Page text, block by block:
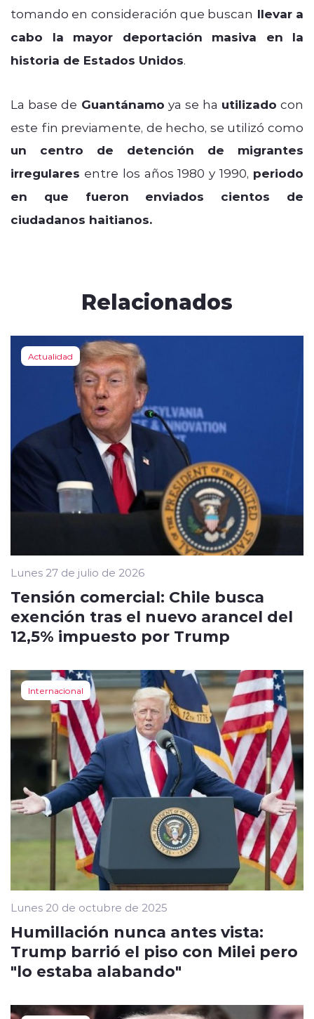
tomando en consideración que buscan llevar a
cabo la mayor deportación masiva en la
historia de Estados Unidos.
La base de Guantánamo ya se ha utilizado con
este fin previamente, de hecho, se utilizó como
un centro de detención de migrantes
irregulares entre los años 1980 y 1990, periodo
en que fueron enviados cientos de
ciudadanos haitianos.
Relacionados
Actualidad
Lunes 27 de julio de 2026
Tensión comercial: Chile busca
exención tras el nuevo arancel del
12,5% impuesto por Trump
Internacional
Lunes 20 de octubre de 2025
Humillación nunca antes vista:
Trump barrió el piso con Milei pero
"lo estaba alabando"